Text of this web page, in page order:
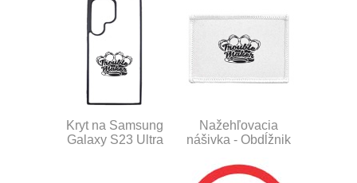
Kryt na Samsung
Galaxy S23 Ultra
Nažehľovacia
nášivka - Obdĺžnik